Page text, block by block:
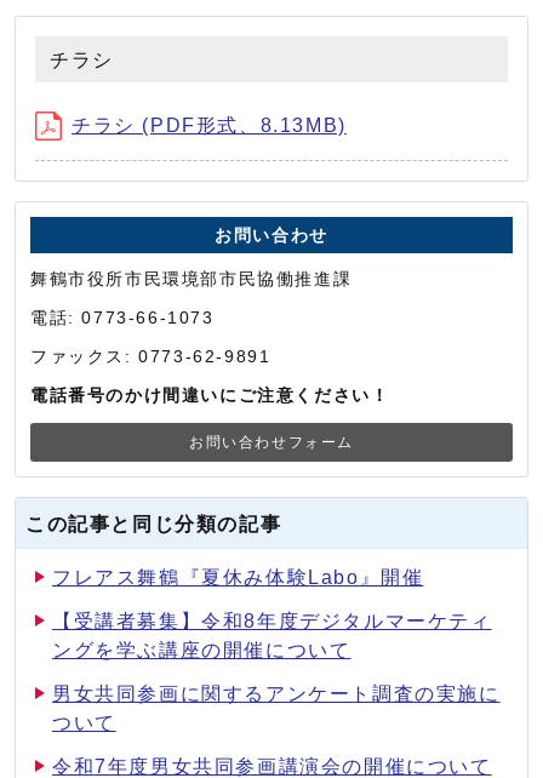
チラシ
チラシ (PDF形式、8.13MB)
お問い合わせ
舞鶴市役所市民環境部市民協働推進課
電話: 0773-66-1073
ファックス: 0773-62-9891
電話番号のかけ間違いにご注意ください！
お問い合わせフォーム
この記事と同じ分類の記事
フレアス舞鶴『夏休み体験Labo』開催
【受講者募集】令和8年度デジタルマーケティ
ングを学ぶ講座の開催について
男女共同参画に関するアンケート調査の実施に
ついて
令和7年度男女共同参画講演会の開催について